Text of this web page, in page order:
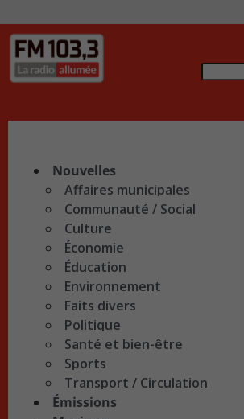
Nouvelles
Affaires municipales
Communauté / Social
Culture
Économie
Éducation
Environnement
Faits divers
Politique
Santé et bien-être
Sports
Transport / Circulation
Émissions